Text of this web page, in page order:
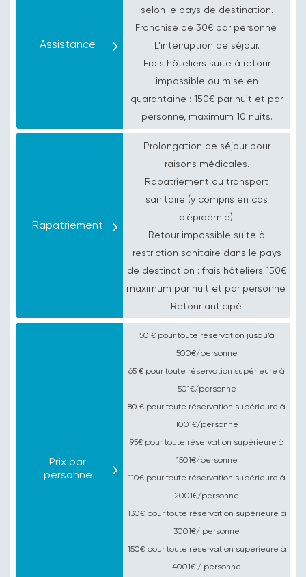
Assistance
selon le pays de destination.
Franchise de 30€ par personne.
L’interruption de séjour.
Frais hôteliers suite à retour
impossible ou mise en
quarantaine : 150€ par nuit et par
personne, maximum 10 nuits.
Rapatriement
Prolongation de séjour pour
raisons médicales.
Rapatriement ou transport
sanitaire (y compris en cas
d’épidémie).
Retour impossible suite à
restriction sanitaire dans le pays
de destination : frais hôteliers 150€
maximum par nuit et par personne.
Retour anticipé.
Prix par
personne
50 € pour toute réservation jusqu’à
500€/personne
65 € pour toute réservation supérieure à
501€/personne
80 € pour toute réservation supérieure à
1001€/personne
95€ pour toute réservation supérieure à
1501€/personne
110€ pour toute réservation supérieure à
2001€/personne
130€ pour toute réservation supérieure à
3001€/ personne
150€ pour toute réservation supérieure à
4001€ / personne